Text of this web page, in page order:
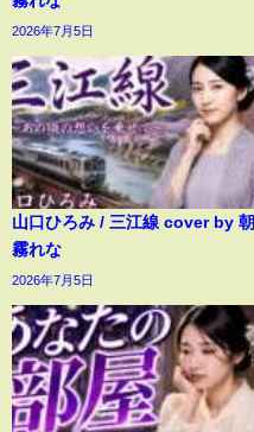
2026年7月5日
山口ひろみ / 三江線 cover by 朝
霧れな
2026年7月5日